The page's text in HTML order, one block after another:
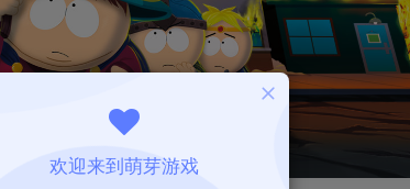
合全DLC
欢迎来到萌芽游戏